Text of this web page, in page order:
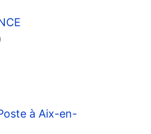
à Aix-en-